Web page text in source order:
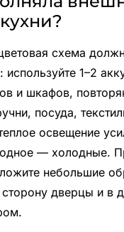
схема
1–2
и шкафов,
посуда,
освещение
— холодные.
небольшие
дверцы и в